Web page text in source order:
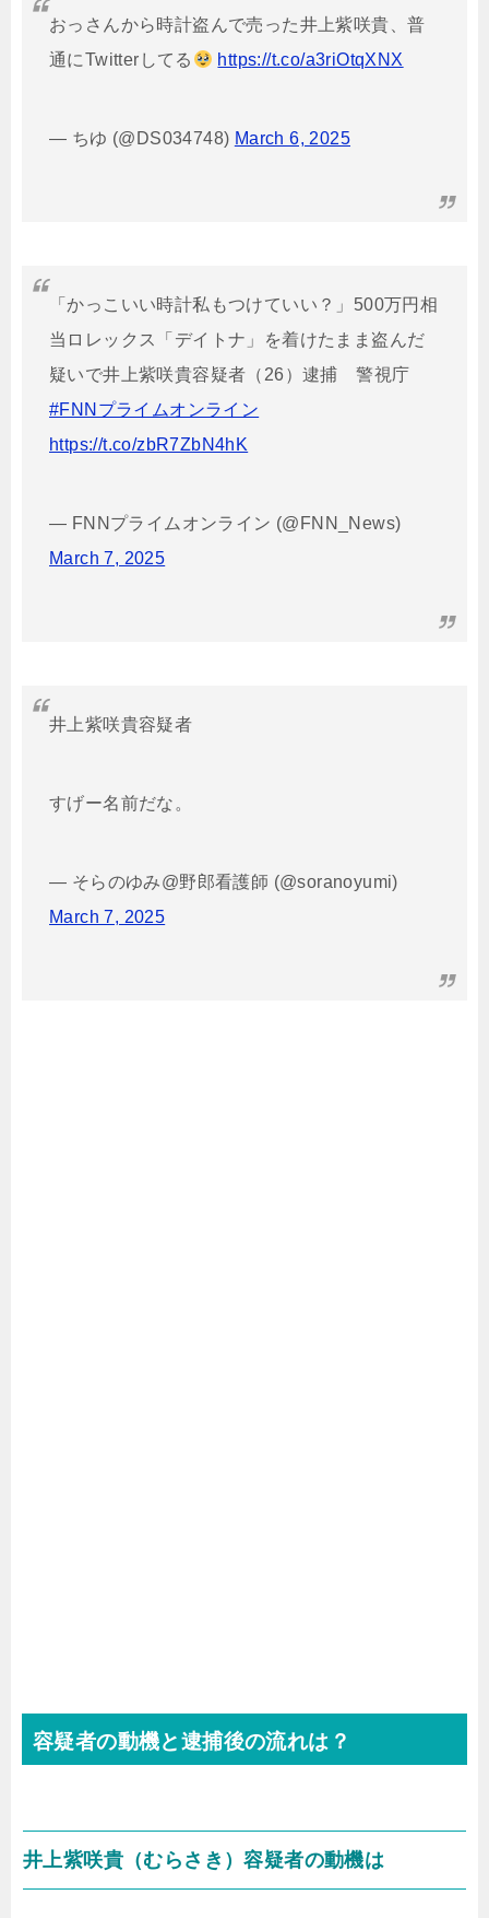
おっさんから時計盗んで売った井上紫咲貴、普
通にTwitterしてる
https://t.co/a3riOtqXNX
— ちゆ (@DS034748) March 6, 2025
「かっこいい時計私もつけていい？」500万円相
当ロレックス「デイトナ」を着けたまま盗んだ
疑いで井上紫咲貴容疑者（26）逮捕 警視庁
#FNNプライムオンライン
https://t.co/zbR7ZbN4hK
— FNNプライムオンライン (@FNN_News)
March 7, 2025
井上紫咲貴容疑者
すげー名前だな。
— そらのゆみ@野郎看護師 (@soranoyumi)
March 7, 2025
容疑者の動機と逮捕後の流れは？
井上紫咲貴（むらさき）容疑者の動機は